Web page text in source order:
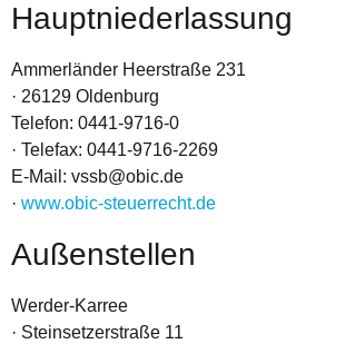
Hauptniederlassung
Ammerländer Heerstraße 231
· 26129 Oldenburg
Telefon: 0441-9716-0
· Telefax: 0441-9716-2269
E-Mail: vssb@obic.de
· www.obic-steuerrecht.de
Außenstellen
Werder-Karree
· Steinsetzerstraße 11